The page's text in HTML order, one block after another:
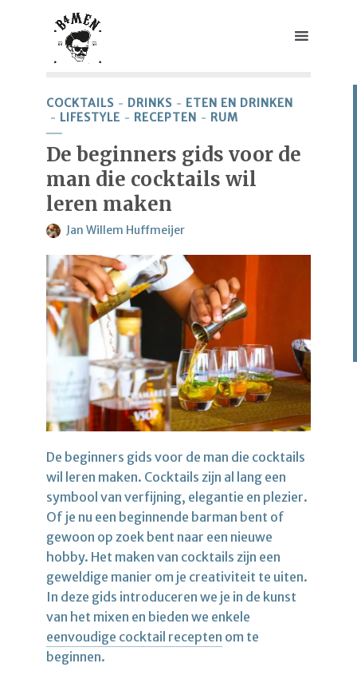
COCKTAILS DRINKS
ETEN EN DRINKEN
LIFESTYLE
RECEPTEN RUM
De beginners gids voor de
man die cocktails wil
leren maken
Jan Willem Huffmeijer
De beginners gids voor de man die cocktails
wil leren maken. Cocktails zijn al lang een
symbool van verfijning, elegantie en plezier.
Of je nu een beginnende barman bent of
gewoon op zoek bent naar een nieuwe
hobby. Het maken van cocktails zijn een
geweldige manier om je creativiteit te uiten.
In deze gids introduceren we je in de kunst
van het mixen en bieden we enkele
eenvoudige cocktail recepten om te
beginnen.